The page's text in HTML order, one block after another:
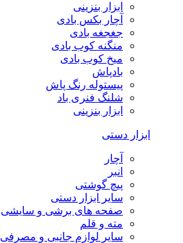
ابزار بنزینی
آچار بکس بادی
جغجغه بادی
منگنه کوب بادی
میخ کوب بادی
بادپاش
پیستوله رنگ پاش
شلنگ فنری باد
ابزار بنزینی
ابزار دستی
آچار
انبر
پیچ گوشتی
سایر ابزار دستی
صفحه های برشی و سایشی
مته و قلم
سایر لوازم جانبی و مصرفی